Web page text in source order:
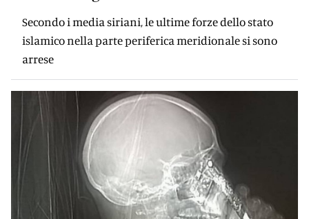
Secondo i media siriani, le ultime forze dello stato
islamico nella parte periferica meridionale si sono
arrese